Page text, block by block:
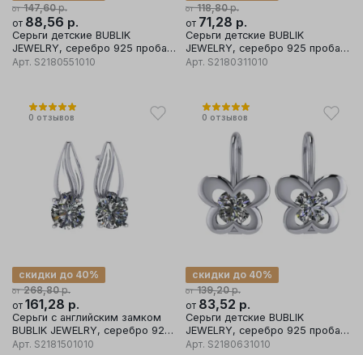
от 147,60р.
от 88,56 р.
Серьги детские BUBLIK
JEWELRY, серебро 925 проба,
вставка фианит
Арт. S2180551010
от 118,80р.
от 71,28 р.
Серьги детские BUBLIK
JEWELRY, серебро 925 проба,
вставка фианит
Арт. S2180311010
0 отзывов
от 268,80р.
скидки до 40%
от 161,28 р.
Серьги с английским замком
BUBLIK JEWELRY, серебро 925
проба, вставка фианит
Арт. S2181501010
0 отзывов
от 139,20р.
скидки до 40%
от 83,52 р.
Серьги детские BUBLIK
JEWELRY, серебро 925 проба,
вставка фианит
Арт. S2180631010